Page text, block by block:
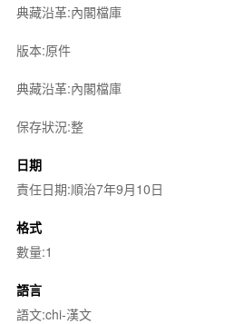
典藏沿革:內閣檔庫
版本:原件
典藏沿革:內閣檔庫
保存狀況:整
日期
責任日期:順治7年9月10日
格式
數量:1
語言
語文:chi-漢文